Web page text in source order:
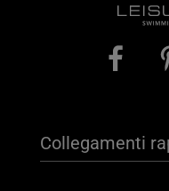
Collegamenti